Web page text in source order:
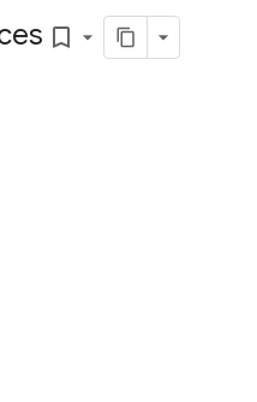
bookmark_border